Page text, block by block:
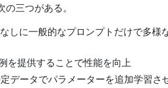
三つがある。
しに一般的なプロンプトだけで多様
を提供することで性能を向上
データでパラメーターを追加学習さ